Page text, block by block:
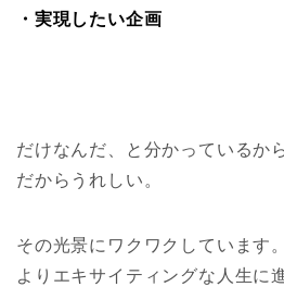
・実現したい企画
だけなんだ、と分かっているから
だからうれしい。
その光景にワクワクしています。
よりエキサイティングな人生に